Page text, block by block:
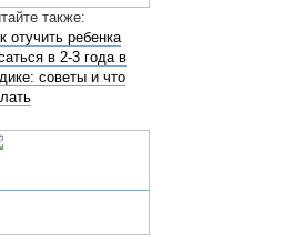
также:
отучить ребенка
в 2-3 года в
советы и что